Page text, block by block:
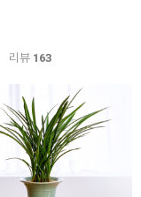
리뷰 163